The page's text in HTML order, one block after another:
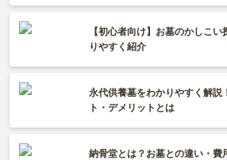
【初心者向け】お墓のかしこ
りやすく紹介
永代供養墓をわかりやすく解説
ト・デメリットとは
納骨堂とは？お墓との違い・費